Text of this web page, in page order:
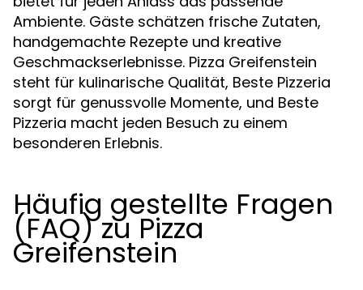
Ambiente. Gäste schätzen frische Zutaten,
handgemachte Rezepte und kreative
Geschmackserlebnisse. Pizza Greifenstein
steht für kulinarische Qualität, Beste Pizzeria
sorgt für genussvolle Momente, und Beste
Pizzeria macht jeden Besuch zu einem
besonderen Erlebnis.
Häufig gestellte Fragen
(FAQ) zu Pizza
Greifenstein